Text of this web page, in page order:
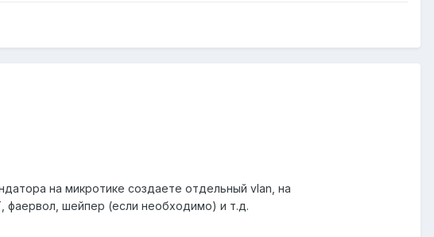
на микротике создаете отдельный vlan, на
фаервол, шейпер (если необходимо) и т.д.